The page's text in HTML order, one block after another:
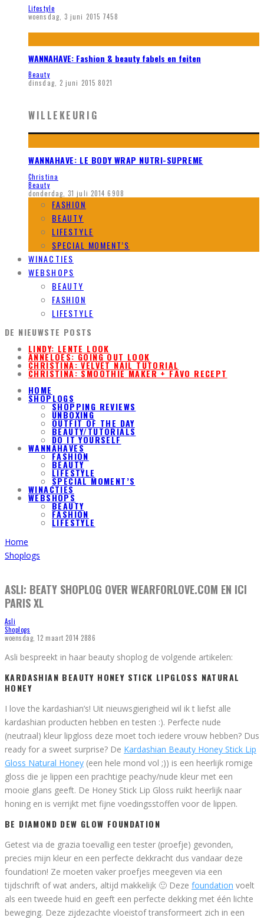
Lifestyle
woensdag, 3 juni 2015 7458
WANNAHAVE: Fashion & beauty fabels en feiten
Beauty
dinsdag, 2 juni 2015 8021
WILLEKEURIG
WANNAHAVE: LE BODY WRAP NUTRI-SUPREME
Christina
Beauty
donderdag, 31 juli 2014 6908
FASHION
BEAUTY
LIFESTYLE
SPECIAL MOMENT’S
WINACTIES
WEBSHOPS
BEAUTY
FASHION
LIFESTYLE
DE NIEUWSTE POSTS
LINDY: LENTE LOOK
ANNELOES: GOING OUT LOOK
CHRISTINA: VELVET NAIL TUTORIAL
CHRISTINA: SMOOTHIE MAKER + FAVO RECEPT
HOME
SHOPLOGS
SHOPPING REVIEWS
UNBOXING
OUTFIT OF THE DAY
BEAUTY/TUTORIALS
DO IT YOURSELF
WANNAHAVES
FASHION
BEAUTY
LIFESTYLE
SPECIAL MOMENT’S
WINACTIES
WEBSHOPS
BEAUTY
FASHION
LIFESTYLE
Home
Shoplogs
ASLI: BEATY SHOPLOG OVER WEARFORLOVE.COM EN ICI
PARIS XL
Asli
Shoplogs
woensdag, 12 maart 2014 2886
Asli bespreekt in haar beauty shoplog de volgende artikelen:
KARDASHIAN BEAUTY HONEY STICK LIPGLOSS NATURAL
HONEY
I love the kardashian’s! Uit nieuwsgierigheid wil ik t liefst alle
kardashian producten hebben en testen :). Perfecte nude
(neutraal) kleur lipgloss deze moet toch iedere vrouw hebben? Dus
ready for a sweet surprise? De Kardashian Beauty Honey Stick Lip
Gloss Natural Honey (een hele mond vol ;)) is een heerlijk romige
gloss die je lippen een prachtige peachy/nude kleur met een
mooie glans geeft. De Honey Stick Lip Gloss ruikt heerlijk naar
honing en is verrijkt met fijne voedingsstoffen voor de lippen.
BE DIAMOND DEW GLOW FOUNDATION
Getest via de grazia toevallig een tester (proefje) gevonden,
precies mijn kleur en een perfecte dekkracht dus vandaar deze
foundation! Ze moeten vaker proefjes meegeven via een
tijdschrift of wat anders, altijd makkelijk 🙂 Deze foundation voelt
als een tweede huid en geeft een perfecte dekking met één lichte
beweging. Deze zijdezachte vloeistof transformeert zich in een